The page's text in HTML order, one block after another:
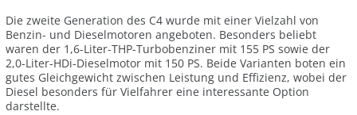
Die zweite Generation des C4 wurde mit einer Vielzahl von
Benzin- und Dieselmotoren angeboten. Besonders beliebt
waren der 1,6-Liter-THP-Turbobenziner mit 155 PS sowie der
2,0-Liter-HDi-Dieselmotor mit 150 PS. Beide Varianten boten ein
gutes Gleichgewicht zwischen Leistung und Effizienz, wobei der
Diesel besonders für Vielfahrer eine interessante Option
darstellte.